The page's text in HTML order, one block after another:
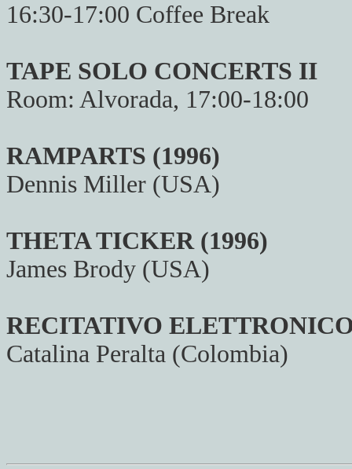
16:30-17:00 Coffee Break
TAPE SOLO CONCERTS II
Room: Alvorada, 17:00-18:00
RAMPARTS (1996)
Dennis Miller (USA)
THETA TICKER (1996)
James Brody (USA)
RECITATIVO
Catalina Peralta (Colombia)